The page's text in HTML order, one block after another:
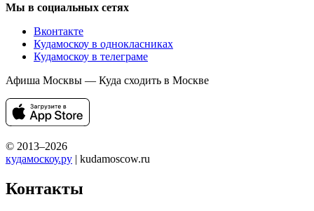
Мы в социальных сетях
Вконтакте
Кудамоскоу в однокласниках
Кудамоскоу в телеграме
Афиша Москвы — Куда сходить в Москве
© 2013–2026
кудамоскоу.ру | kudamoscow.ru
Контакты